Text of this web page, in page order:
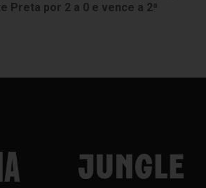
Preta por 2 a 0 e vence a 2ª